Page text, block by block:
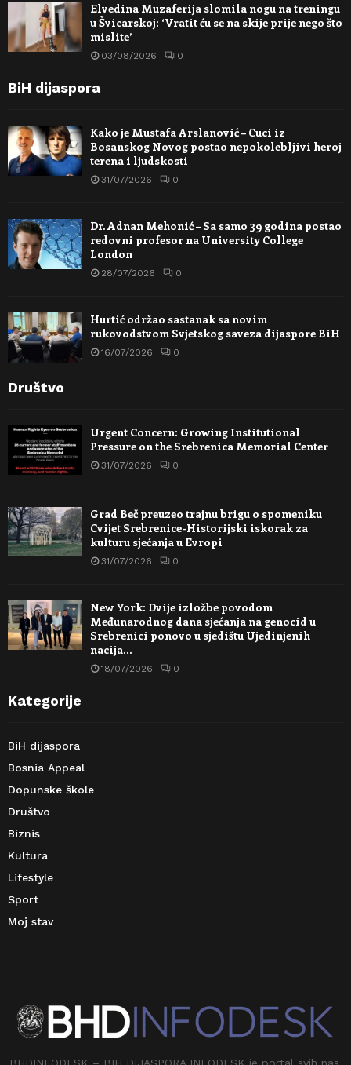
Elvedina Muzaferija slomila nogu na treningu
u Švicarskoj: ‘Vratit ću se na skije prije nego što
mislite’
03/08/2026 0
BiH dijaspora
Kako je Mustafa Arslanović – Cuci iz
Bosanskog Novog postao nepokolebljivi heroj
terena i ljudskosti
31/07/2026 0
Dr. Adnan Mehonić – Sa samo 39 godina postao
redovni profesor na University College
London
28/07/2026 0
Hurtić održao sastanak sa novim
rukovodstvom Svjetskog saveza dijaspore BiH
16/07/2026 0
Društvo
Urgent Concern: Growing Institutional
Pressure on the Srebrenica Memorial Center
31/07/2026 0
Grad Beč preuzeo trajnu brigu o spomeniku
Cvijet Srebrenice-Historijski iskorak za
kulturu sjećanja u Evropi
31/07/2026 0
New York: Dvije izložbe povodom
Međunarodnog dana sjećanja na genocid u
Srebrenici ponovo u sjedištu Ujedinjenih
nacija…
18/07/2026 0
Kategorije
BiH dijaspora
Bosnia Appeal
Dopunske škole
Društvo
Biznis
Kultura
Lifestyle
Sport
Moj stav